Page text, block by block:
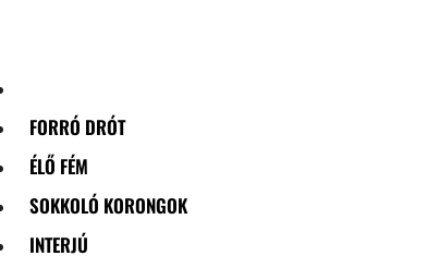
FORRÓ DRÓT
ÉLŐ FÉM
SOKKOLÓ KORONGOK
INTERJÚ